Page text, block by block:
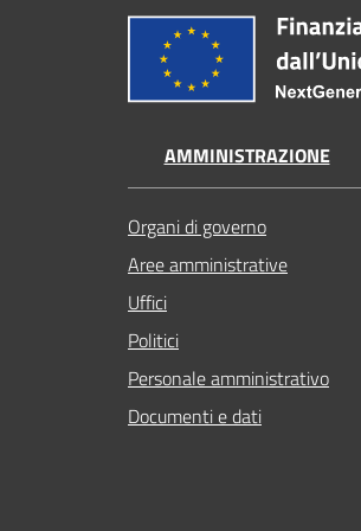
AMMINISTRAZIONE
Organi di governo
Aree amministrative
Uffici
Politici
Personale amministrativo
Documenti e dati